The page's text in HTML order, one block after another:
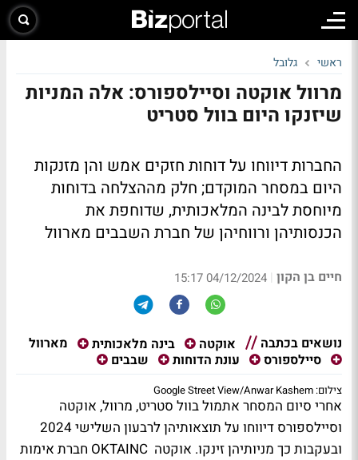
ראשי גלובל
מרוול אוקטה וסיילספורס: אלה המניות
שיזנקו היום בוול סטריט
החברות דיווחו על דוחות חזקים אמש והן מזנקות
היום במסחר המוקדם; חלק מההצלחה בדוחות
מיוחסת לבינה המלאכותית, שדוחפת את
הכנסותיהן ורווחיהן של חברת השבבים מארוול
חיים בן הקון |
04/12/2024 15:17
נושאים בכתבה אוקטה בינה מלאכותית
מארוול
סיילספורס
עונת הדוחות שבבים
צילום: Google Street View/Anwar Kashem
אחרי סיום המסחר אתמול בוול סטריט, מרוול, אוקטה
וסיילספורס דיווחו על תוצאותיהן לרבעון השלישי 2024
ובעקבות כך מניותיהן זינקו. אוקטה OKTAINC חברת אימות